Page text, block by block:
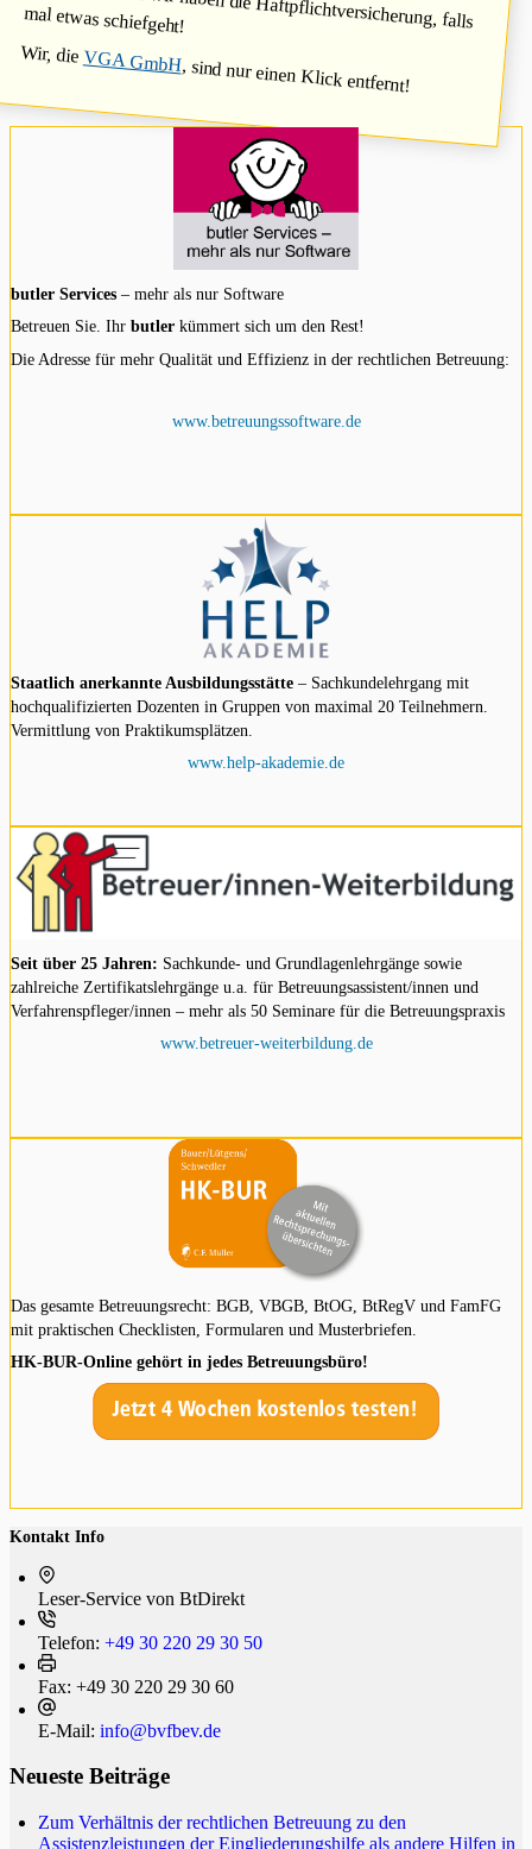
mal etwas schiefgeht!
Wir, dieVGA GmbH, sind nur einen Klick entfernt!
butler Services – mehr als nur Software
Betreuen Sie. Ihr butler kümmert sich um den Rest!
Die Adresse für mehr Qualität und Effizienz in der rechtlichen Betreuung:
www.betreuungssoftware.de
Staatlich anerkannte Ausbildungsstätte – Sachkundelehrgang mit
hochqualifizierten Dozenten in Gruppen von maximal 20 Teilnehmern.
Vermittlung von Praktikumsplätzen.
www.help-akademie.de
Seit über 25 Jahren: Sachkunde- und Grundlagenlehrgänge sowie
zahlreiche Zertifikatslehrgänge u.a. für Betreuungsassistent/innen und
Verfahrenspfleger/innen – mehr als 50 Seminare für die Betreuungspraxis
www.betreuer-weiterbildung.de
Das gesamte Betreuungsrecht: BGB, VBGB, BtOG, BtRegV und FamFG
mit praktischen Checklisten, Formularen und Musterbriefen.
HK-BUR-Online gehört in jedes Betreuungsbüro!
Kontakt Info
Leser-Service von BtDi­rekt
Telefon: +49 30 220 29 30 50
Fax: +49 30 220 29 30 60
E-Mail: info@bvfbev.de
Neueste Beiträge
Zum Verhältnis der rechtlichen Betreuung zu den
Assistenzleistungen der Eingliederungshilfe als andere Hilfen in